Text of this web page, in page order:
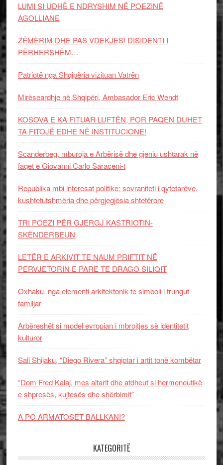
LUMI SI UDHË E NDRYSHIM NË POEZINË
AGOLLIANE
ZËMËRIM DHE PAS VDEKJES! DISIDENTI I
PËRHERSHËM…
Patriotë nga Shqipëria vizituan Vatrën
Mirëseardhje në Shqipëri, Ambasador Eric Wendt
KOSOVA E KA FITUAR LUFTËN, POR PAQEN DUHET
TA FITOJË EDHE NË INSTITUCIONE!
Scanderbeg, mburoja e Arbërisë dhe gjeniu ushtarak në
faqet e Giovanni Carlo Saraceni-t
Republika mbi interesat politike: sovraniteti i qytetarëve,
kushtetutshmëria dhe përgjegjësia shtetërore
TRI POEZI PËR GJERGJ KASTRIOTIN-
SKËNDERBEUN
LETËR E ARKIVIT TE NAUM PRIFTIT NË
PERVJETORIN E PARE TE DRAGO SILIQIT
Oxhaku, nga elementi arkitektonik te simboli i trungut
familjar
Arbëreshët si model evropian i mbrojtjes së identitetit
kulturor
Sali Shijaku, “Diego Rivera” shqiptar i artit tonë kombëtar
“Dom Fred Kalaj, mes altarit dhe atdheut si hermeneutikë
e shpresës, kujtesës dhe shërbimit”
A PO ARMATOSET BALLKANI?
KATEGORITË